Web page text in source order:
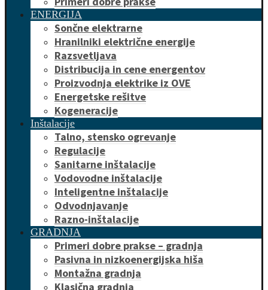
ENERGIJA
Sončne elektrarne
Hranilniki električne energije
Razsvetljava
Distribucija in cene energentov
Proizvodnja elektrike iz OVE
Energetske rešitve
Kogeneracije
Inštalacije
Talno, stensko ogrevanje
Regulacije
Sanitarne inštalacije
Vodovodne inštalacije
Inteligentne inštalacije
Odvodnjavanje
Razno-inštalacije
GRADNJA
Primeri dobre prakse – gradnja
Pasivna in nizkoenergijska hiša
Montažna gradnja
Klasična gradnja